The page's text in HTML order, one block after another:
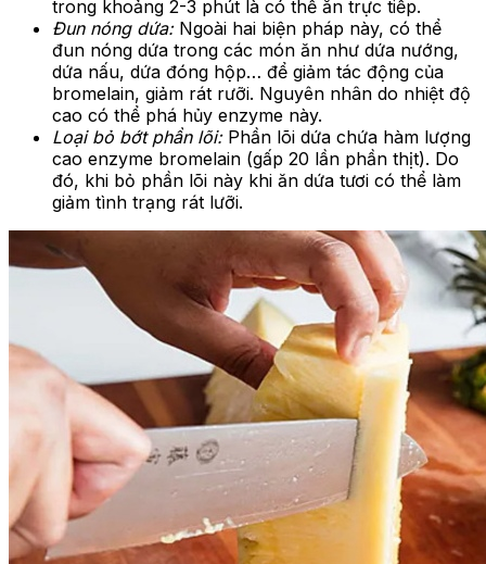
trong khoảng 2-3 phút là có thể ăn trực tiếp.
Đun nóng dứa:Ngoài hai biện pháp này, có thể
đun nóng dứa trong các món ăn như dứa nướng,
dứa nấu, dứa đóng hộp… để giảm tác động của
bromelain, giảm rát rưỡi. Nguyên nhân do nhiệt độ
cao có thể phá hủy enzyme này.
Loại bỏ bớt phần lõi: Phần lõi dứa chứa hàm lượng
cao enzyme bromelain (gấp 20 lần phần thịt). Do
đó, khi bỏ phần lõi này khi ăn dứa tươi có thể làm
giảm tình trạng rát lưỡi.